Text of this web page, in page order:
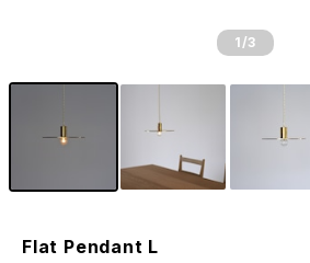
1 /3
Flat Pendant L